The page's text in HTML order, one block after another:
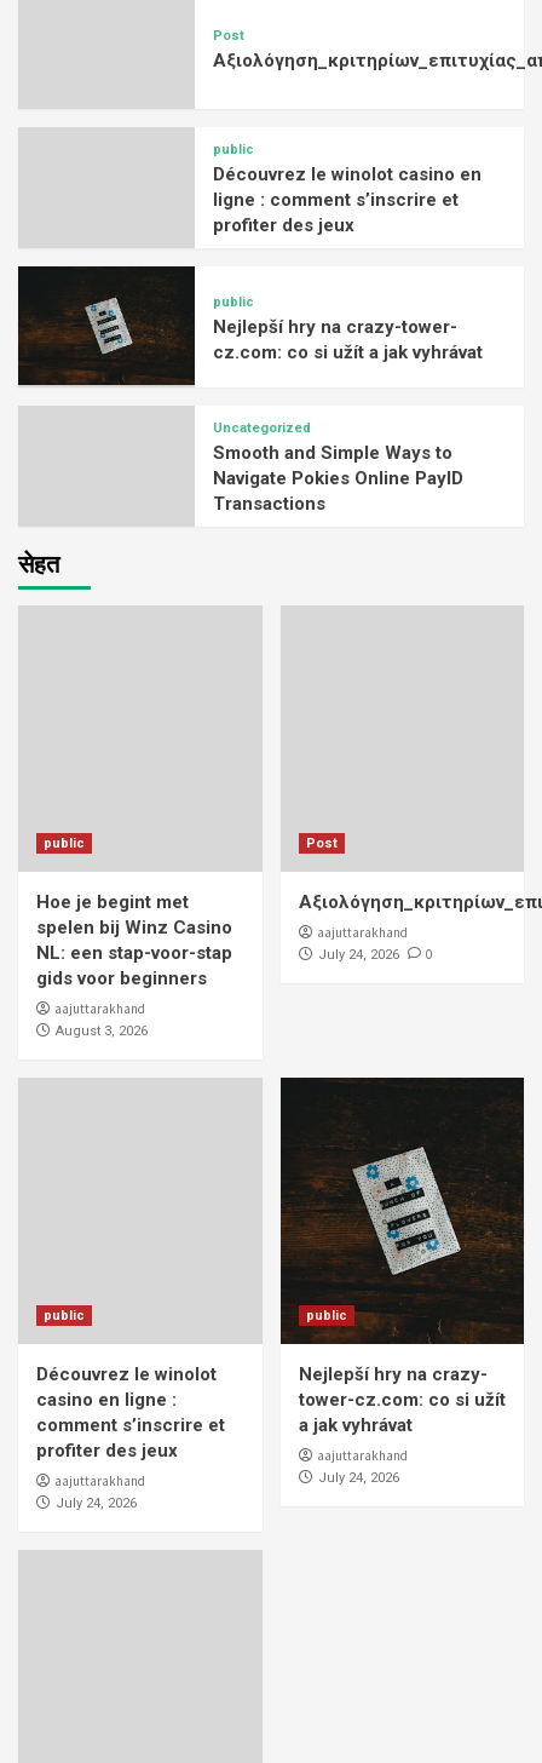
Post
public
Découvrez le winolot casino en
ligne : comment s’inscrire et
profiter des jeux
public
Nejlepší hry na crazy-tower-
cz.com: co si užít a jak vyhrávat
Uncategorized
Smooth and Simple Ways to
Navigate Pokies Online PayID
Transactions
सेहत
public
Hoe je begint met
spelen bij Winz Casino
NL: een stap-voor-stap
gids voor beginners
aajuttarakhand
August 3, 2026
Post
aajuttarakhand
July 24, 2026 0
public
Découvrez le winolot
casino en ligne :
comment s’inscrire et
profiter des jeux
aajuttarakhand
July 24, 2026
public
Nejlepší hry na crazy-
tower-cz.com: co si užít
a jak vyhrávat
aajuttarakhand
July 24, 2026